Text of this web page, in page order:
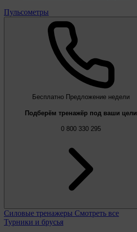
Пульсометры
Бесплатно Предложение недели
Подберём тренажёр под ваши цели
0 800 330 295
Силовые тренажеры Смотреть все
Турники и брусья